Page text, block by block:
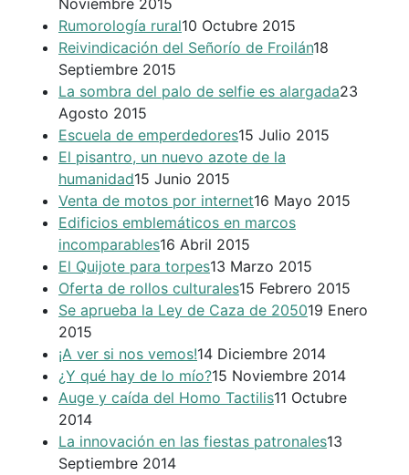
Noviembre 2015
Rumorología rural10 Octubre 2015
Reivindicación del Señorío de Froilán18
Septiembre 2015
La sombra del palo de selfie es alargada23
Agosto 2015
Escuela de emperdedores15 Julio 2015
El pisantro, un nuevo azote de la
humanidad15 Junio 2015
Venta de motos por internet16 Mayo 2015
Edificios emblemáticos en marcos
incomparables16 Abril 2015
El Quijote para torpes13 Marzo 2015
Oferta de rollos culturales15 Febrero 2015
Se aprueba la Ley de Caza de 205019 Enero
2015
¡A ver si nos vemos!14 Diciembre 2014
¿Y qué hay de lo mío?15 Noviembre 2014
Auge y caída del Homo Tactilis11 Octubre
2014
La innovación en las fiestas patronales13
Septiembre 2014